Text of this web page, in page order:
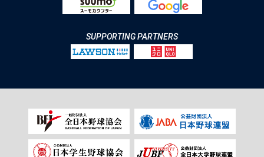
SUPPORTING PARTNERS